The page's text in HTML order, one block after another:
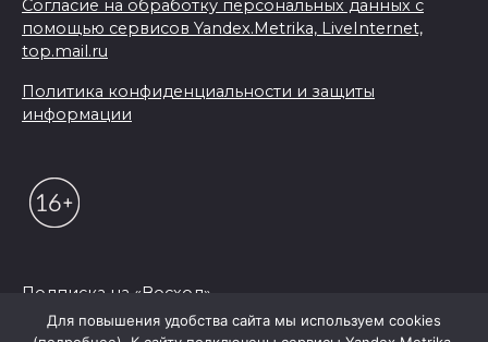
Согласие на обработку персональных данных с
помощью сервисов Yandex.Metrika, LiveInternet,
top.mail.ru
Политика конфиденциальности и защиты
информации
Подписка на «Восход»
Для повышения удобства сайта мы используем cookies